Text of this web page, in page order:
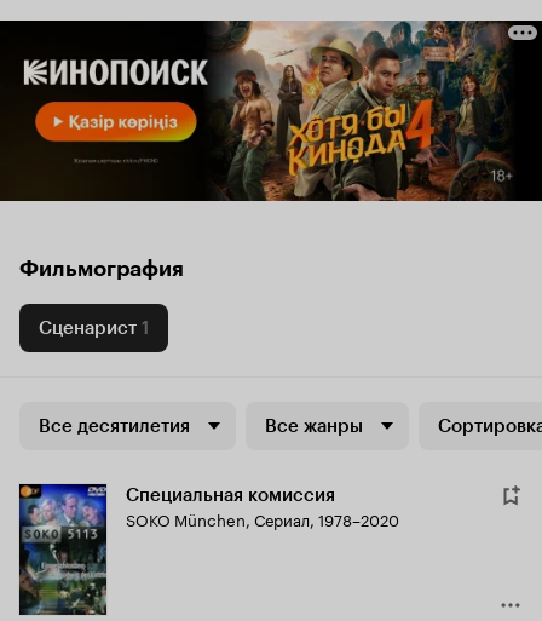
Фильмография
Сценарист 1
Все десятилетия Все жанры
Специальная комиссия
SOKO München, Сериал, 1978–2020